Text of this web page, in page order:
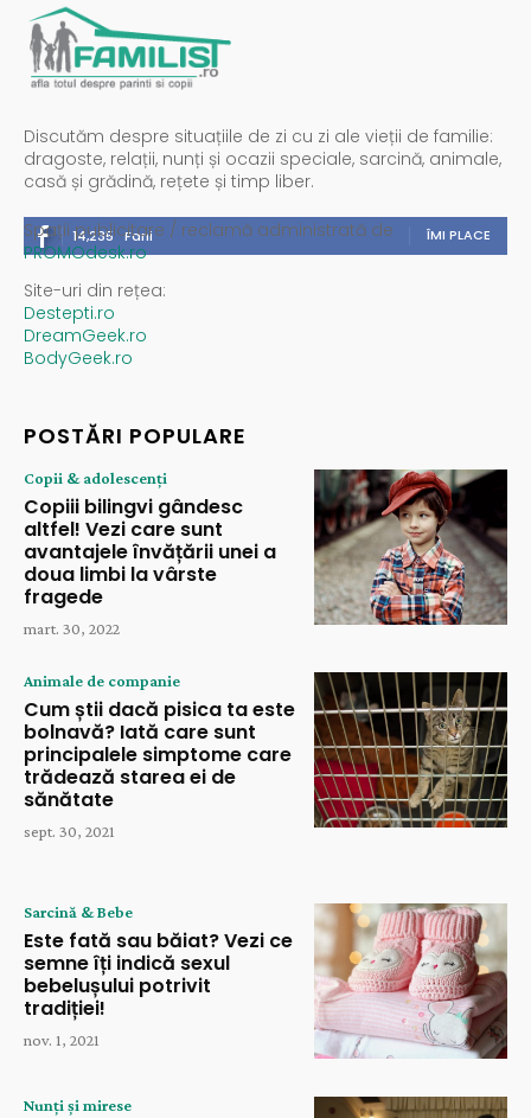
Discutăm despre situațiile de zi cu zi ale vieții de familie:
dragoste, relații, nunți și ocazii speciale, sarcină, animale,
casă și grădină, rețete și timp liber.
14,235 Fani ÎMI PLACE
Spații publicitare / reclamă administrată de
PROMOdesk.ro
Site-uri din rețea:
Destepti.ro
DreamGeek.ro
BodyGeek.ro
POSTĂRI POPULARE
Copii & adolescenți
Copiii bilingvi gândesc
altfel! Vezi care sunt
avantajele învățării unei a
doua limbi la vârste
fragede
mart. 30, 2022
Animale de companie
Cum știi dacă pisica ta este
bolnavă? Iată care sunt
principalele simptome care
trădează starea ei de
sănătate
sept. 30, 2021
Sarcină & Bebe
Este fată sau băiat? Vezi ce
semne îți indică sexul
bebelușului potrivit
tradiției!
nov. 1, 2021
Nunți și mirese